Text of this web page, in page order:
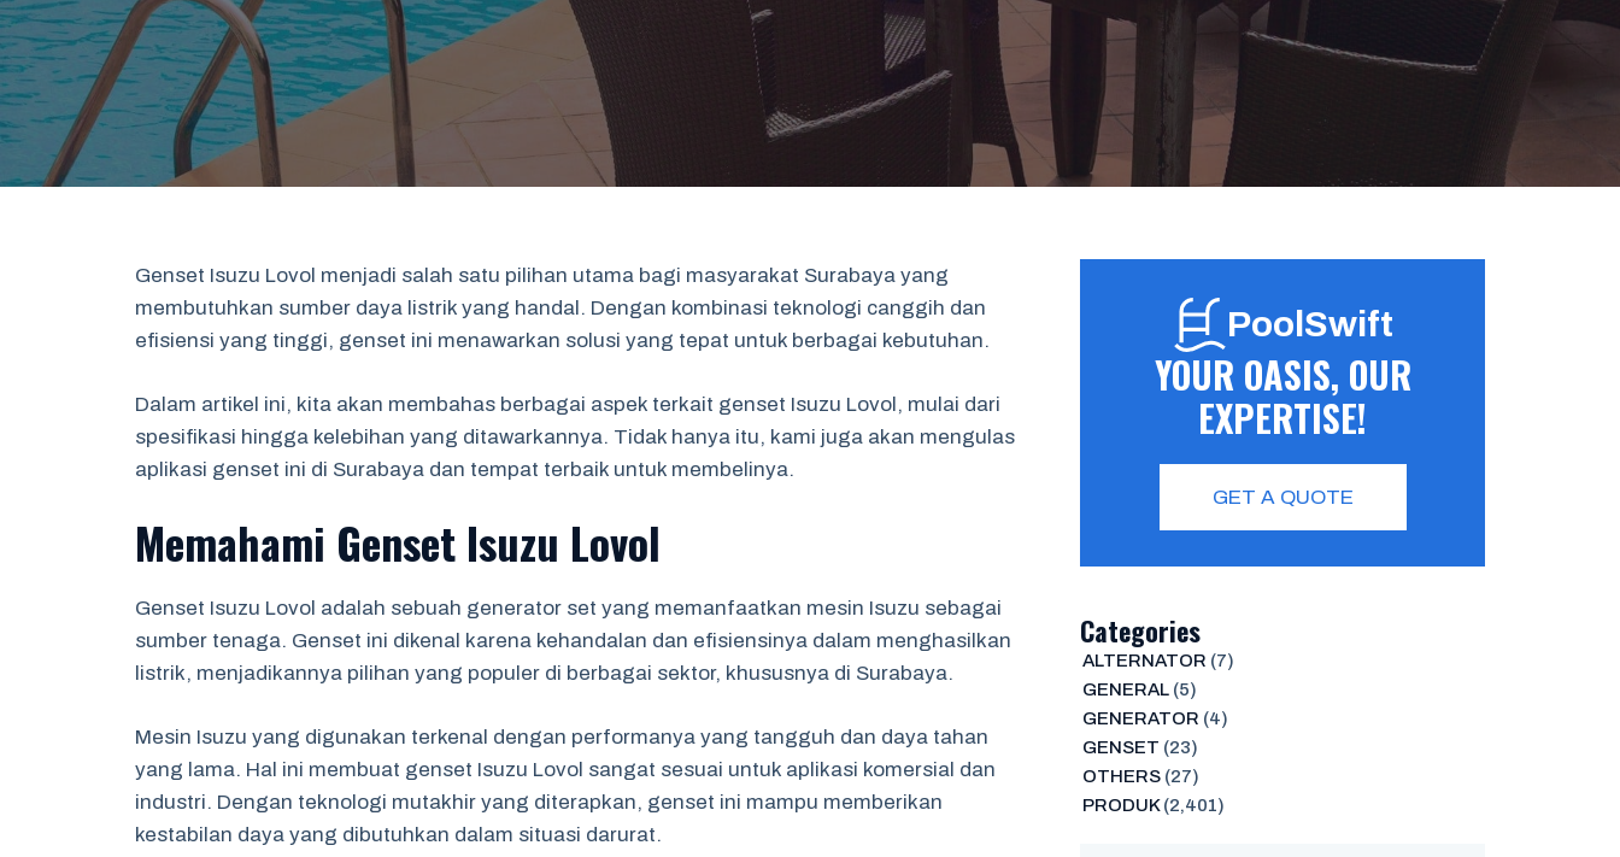
Genset Isuzu Lovol menjadi salah satu pilihan utama bagi masyarakat Surabaya yang
membutuhkan sumber daya listrik yang handal. Dengan kombinasi teknologi canggih dan
efisiensi yang tinggi, genset ini menawarkan solusi yang tepat untuk berbagai kebutuhan.
Dalam artikel ini, kita akan membahas berbagai aspek terkait genset Isuzu Lovol, mulai dari
spesifikasi hingga kelebihan yang ditawarkannya. Tidak hanya itu, kami juga akan mengulas
aplikasi genset ini di Surabaya dan tempat terbaik untuk membelinya.
Memahami Genset Isuzu Lovol
Genset Isuzu Lovol adalah sebuah generator set yang memanfaatkan mesin Isuzu sebagai
sumber tenaga. Genset ini dikenal karena kehandalan dan efisiensinya dalam menghasilkan
listrik, menjadikannya pilihan yang populer di berbagai sektor, khususnya di Surabaya.
Mesin Isuzu yang digunakan terkenal dengan performanya yang tangguh dan daya tahan
yang lama. Hal ini membuat genset Isuzu Lovol sangat sesuai untuk aplikasi komersial dan
industri. Dengan teknologi mutakhir yang diterapkan, genset ini mampu memberikan
kestabilan daya yang dibutuhkan dalam situasi darurat.
PoolSwift
YOUR OASIS, OUR
EXPERTISE!
GET A QUOTE
Categories
ALTERNATOR (7)
GENERAL(5)
GENERATOR (4)
GENSET (23)
OTHERS(27)
PRODUK(2,401)